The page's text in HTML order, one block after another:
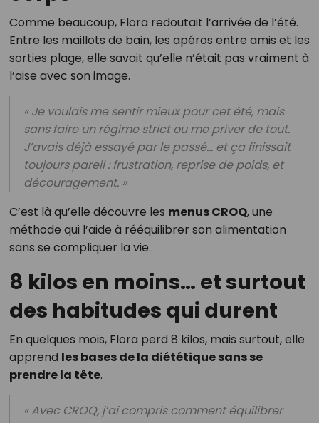
Comme beaucoup, Flora redoutait l’arrivée de l’été.
Entre les maillots de bain, les apéros entre amis et les
sorties plage, elle savait qu’elle n’était pas vraiment à
l’aise avec son image.
« Je voulais me sentir mieux pour cet été, mais
sans faire un régime strict ou me priver de tout.
J’avais déjà essayé par le passé… et ça finissait
toujours pareil : frustration, reprise de poids, et
découragement. »
C’est là qu’elle découvre les menus CROQ, une
méthode qui l’aide à rééquilibrer son alimentation
sans se compliquer la vie.
8 kilos en moins… et surtout
des habitudes qui durent
En quelques mois, Flora perd 8 kilos, mais surtout, elle
apprend les bases de la diététique sans se
prendre la tête.
« Avec CROQ, j’ai compris comment équilibrer